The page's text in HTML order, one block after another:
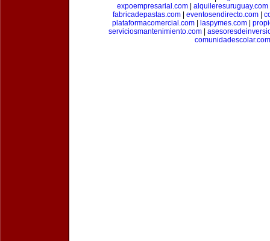
expoempresarial.com| alquileresuruguay.com
fabricadepastas.com| eventosendirecto.com|
plataformacomercial.com| laspymes.com|
serviciosmantenimiento.com|
comunidadescolar.com